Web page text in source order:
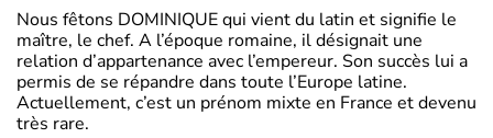
Nous fêtons DOMINIQUE qui vient du latin et signifie le
maître, le chef. A l’époque romaine, il désignait une
relation d’appartenance avec l’empereur. Son succès lui a
permis de se répandre dans toute l’Europe latine.
Actuellement, c’est un prénom mixte en France et devenu
très rare.